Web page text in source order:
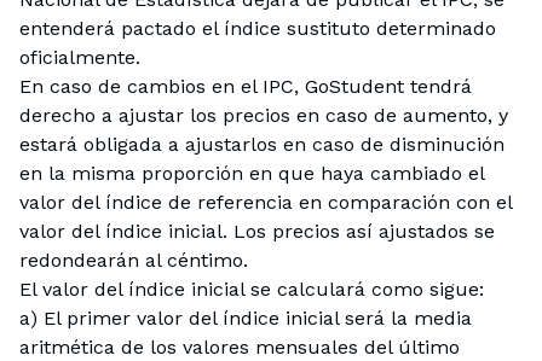
entenderá pactado el índice sustituto determinado
oficialmente.
En caso de cambios en el IPC, GoStudent tendrá
derecho a ajustar los precios en caso de aumento, y
estará obligada a ajustarlos en caso de disminución
en la misma proporción en que haya cambiado el
valor del índice de referencia en comparación con el
valor del índice inicial. Los precios así ajustados se
redondearán al céntimo.
El valor del índice inicial se calculará como sigue:
a) El primer valor del índice inicial será la media
aritmética de los valores mensuales del último